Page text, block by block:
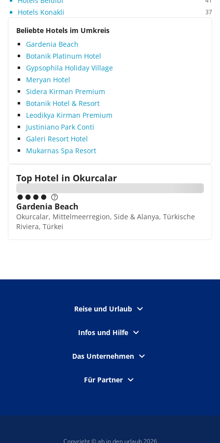
Nachfrage problemlos. Da wir sehr gerne All-
Inklusive buchen, wurden wir dort absolut nicht
enttäuscht. Die Buffets waren ausreichend
tägliches Sport- und Unterhaltungsprogramm
sorgte für reichlich Abwechslung. Besonders zu
empfehlen ist der Basar direkt vor dem Hotel, der
einmal wöchentlich stattfindet. Als besonderes
Highlight haben wir einen Ausflug zur
Karawanserei Alara Han unternommen, die etwa
30 km westlich von Alanya liegt. Fazit: Sehr schön
gelegenes Hotel mit gutem Service und
ausgezeichneter Verpflegung. Entspannung und
ausreichend Erholungsmöglichkeiten sind
garantiert. Die Animation ist diskret und
Hotels Konakli 37
Beliebte Hotels im Umkreis
Gardenia Beach
Botanik Platinum Hotel
Gypsophila Holiday Village
Meryan Hotel
Sidera Kirman Premium
Botanik Hotel & Resort
Leodikya Kirman Premium
Justiniano Park Conti
Galeri Resort Hotel
Mukarnas Spa Resort
Top Hotel in Okurcalar
Gardenia Beach
Okurcalar, Mittelmeerregion, Side & Alanya, Türkische
Riviera, Türkei
Reise und Urlaub
Infos und Hilfe
Das Unternehmen
Für Partner
Copyright © ab in den urlaub 2026